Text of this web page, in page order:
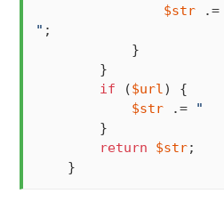
$str .=
" ;
            }
        }
if ($url ) {
$str .= "
        }
return
$str;
    }